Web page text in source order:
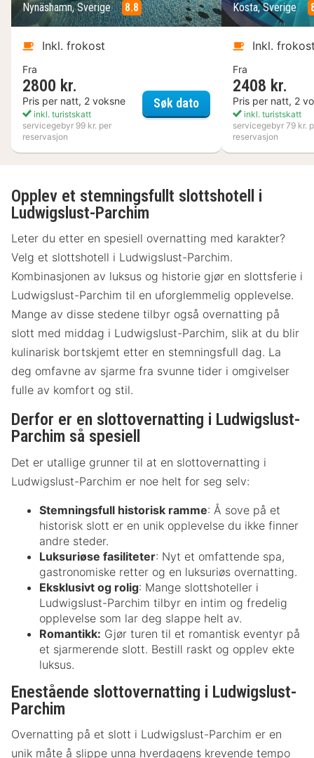
Nynäshamn, Sverige 8.8
Inkl. frokost
Fra
2800 kr.
Pris per natt, 2 voksne
inkl. turistskatt
servicegebyr 99 kr. per
reservasjon
Søk datoNynäs Havsbad
Kosta, Sverige
Inkl.
Fra
2408 kr.
Pris per natt, 2
inkl. turistskatt
servicegebyr 79 kr.
reservasjon
Opplev et stemningsfullt slottshotell i
Ludwigslust-Parchim
Leter du etter en spesiell overnatting med karakter?
Velg et slottshotell i Ludwigslust-Parchim.
Kombinasjonen av luksus og historie gjør en slottsferie i
Ludwigslust-Parchim til en uforglemmelig opplevelse.
Mange av disse stedene tilbyr også overnatting på
slott med middag i Ludwigslust-Parchim, slik at du blir
kulinarisk bortskjemt etter en stemningsfull dag. La
deg omfavne av sjarme fra svunne tider i omgivelser
fulle av komfort og stil.
Derfor er en slottovernatting i Ludwigslust-
Parchim så spesiell
Det er utallige grunner til at en slottovernatting i
Ludwigslust-Parchim er noe helt for seg selv:
Stemningsfull historisk ramme: Å sove på et
historisk slott er en unik opplevelse du ikke finner
andre steder.
Luksuriøse fasiliteter: Nyt et omfattende spa,
gastronomiske retter og en luksuriøs overnatting.
Eksklusivt og rolig: Mange slottshoteller i
Ludwigslust-Parchim tilbyr en intim og fredelig
opplevelse som lar deg slappe helt av.
Romantikk: Gjør turen til et romantisk eventyr på
et sjarmerende slott. Bestill raskt og opplev ekte
luksus.
Enestående slottovernatting i Ludwigslust-
Parchim
Overnatting på et slott i Ludwigslust-Parchim er en
unik måte å slippe unna hverdagens krevende tempo